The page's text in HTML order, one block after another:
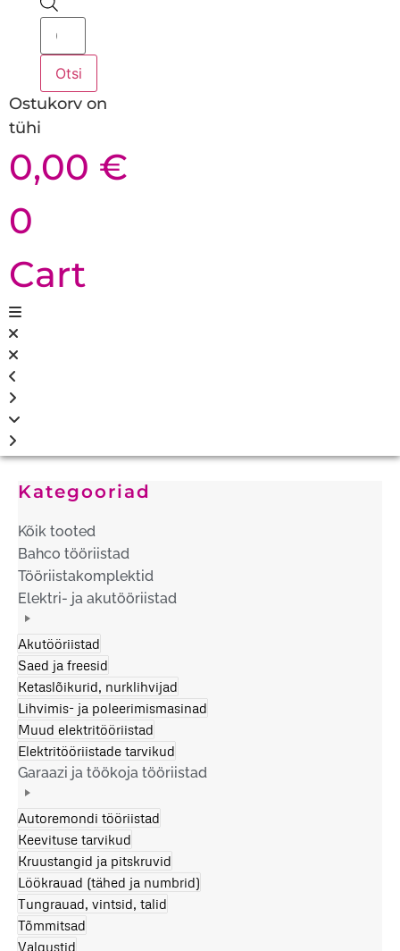
Products
search
Otsi
Ostukorv on
tühi
0,00 €
0
Cart
Kategooriad
Kõik tooted
Bahco tööriistad
Tööriistakomplektid
Elektri- ja akutööriistad
Akutööriistad
Saed ja freesid
Ketaslõikurid, nurklihvijad
Lihvimis- ja poleerimismasinad
Muud elektritööriistad
Elektritööriistade tarvikud
Garaazi ja töökoja tööriistad
Autoremondi tööriistad
Keevituse tarvikud
Kruustangid ja pitskruvid
Löökrauad (tähed ja numbrid)
Tungrauad, vintsid, talid
Tõmmitsad
Valgustid